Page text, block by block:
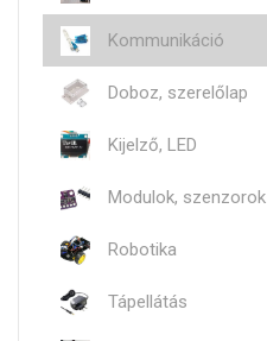
Kommunikáció
Doboz, szerelőlap
Kijelző, LED
Modulok, szenzorok
Robotika
Tápellátás